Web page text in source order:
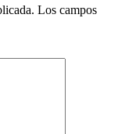
Los campos